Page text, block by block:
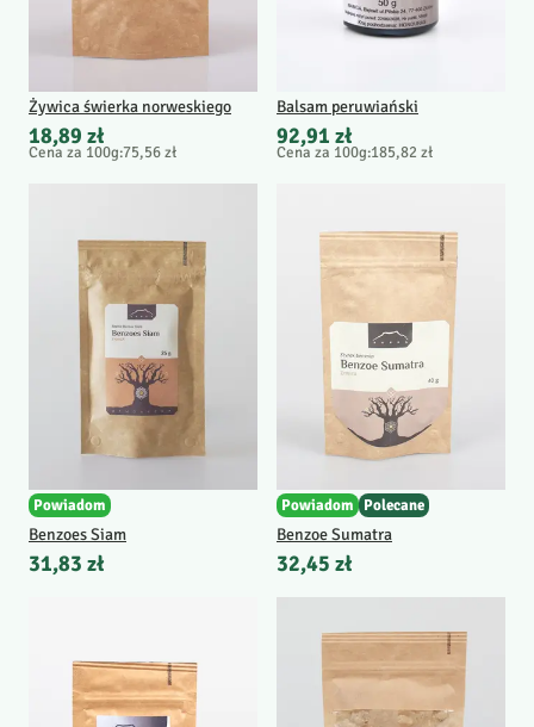
Żywica świerka norweskiego
18,89 zł
Cena za 100g:75,56 zł
Balsam peruwiański
92,91 zł
Cena za 100g:185,82 zł
Powiadom
Benzoes Siam
31,83 zł
Powiadom Polecane
Benzoe Sumatra
32,45 zł